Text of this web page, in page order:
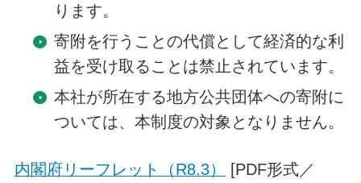
ります。
寄附を行うことの代償として経済的な利
益を受け取ることは禁止されています。
本社が所在する地方公共団体への寄附に
ついては、本制度の対象となりません。
内閣府リーフレット（R8.3）
[PDF形式／